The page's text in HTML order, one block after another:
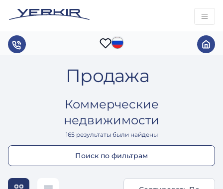
Продажа
Коммерческие
недвижимости
165 результаты были найдены
Поиск по фильтрам